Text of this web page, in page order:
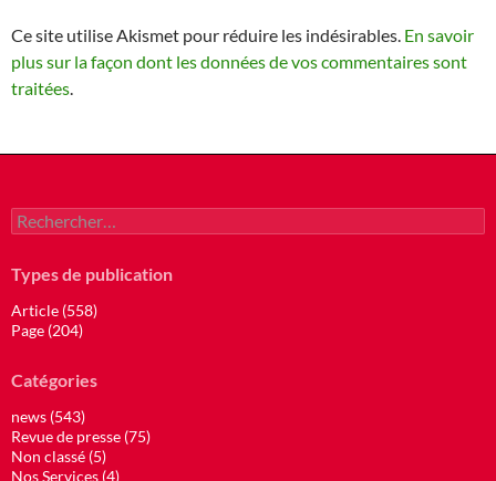
Ce site utilise Akismet pour réduire les indésirables. En savoir
plus sur la façon dont les données de vos commentaires sont
traitées
Rechercher :
Types de publication
Article (558)
Page (204)
Catégories
news (543)
Revue de presse (75)
Non classé (5)
Nos Services (4)